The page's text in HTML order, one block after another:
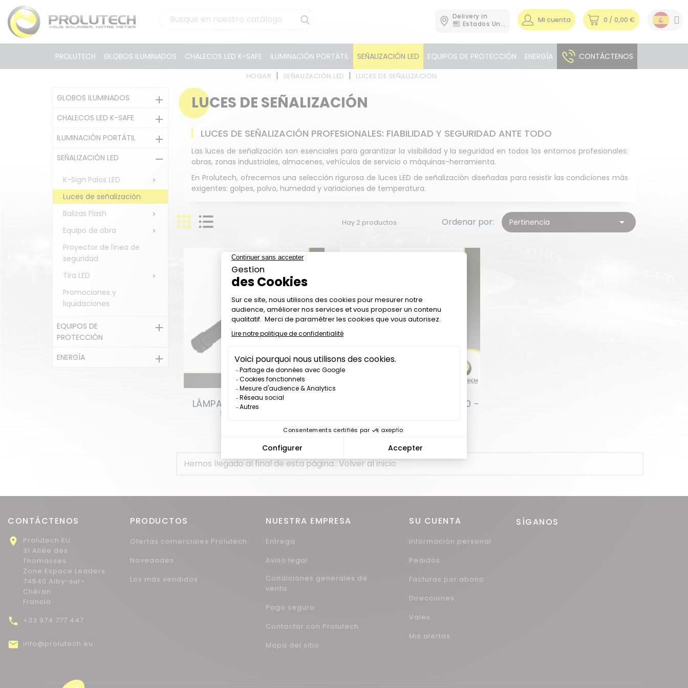
Delivery in
Estados Unidos
0 / 0,00 €
Mi cuenta
PROLUTECH GLOBOS ILUMINADOS CHALECOS LED K-SAFE ILUMINACIÓN PORTÁTIL SEÑALIZACIÓN LED EQUIPOS DE PROTECCIÓN ENERGÍA CONTÁCTENOS
HOGAR SEÑALIZACIÓN LED LUCES DE SEÑALIZACIÓN
GLOBOS ILUMINADOS 
CHALECOS LED K-SAFE 
ILUMINACIÓN PORTÁTIL 
SEÑALIZACIÓN LED 
K-Sign Palos LED 
Luces de señalización
Balizas Flash

Equipo de obra 
Proyector de línea de
seguridad
Tira LED

Promociones y
liquidaciones
EQUIPOS DE
PROTECCIÓN

ENERGÍA 
LUCES DE SEÑALIZACIÓN
LUCES DE SEÑALIZACIÓN PROFESIONALES: FIABILIDAD Y SEGURIDAD ANTE TODO
Las luces de señalización son esenciales para garantizar la visibilidad y la seguridad en todos los entornos profesionales:
obras, zonas industriales, almacenes, vehículos de servicio o máquinas-herramienta.
En Prolutech, ofrecemos una selección rigurosa de luces LED de señalización diseñadas para resistir las condiciones más
exigentes: golpes, polvo, humedad y variaciones de temperatura.
Hay 2 productos. Ordenar por: Pertinencia 
LÁMPARA DE SEMÁFORO K-
SIGN LSTR1500
Precio
LUZ DE SEÑALIZACIÓN LSR180 -
19,00 €
Hemos llegado al final de esta página..Volver al inicio
CONTÁCTENOS

Prolutech EU
31 Allée des
Thomasses
Zone Espace Leaders
74540 Alby-sur-
Chéran
Francia
 +33 974 777 447
 info@prolutech.eu
PRODUCTOS
Ofertas comerciales Prolutech
Novedades
Los más vendidos
NUESTRA EMPRESA
Entrega
Aviso legal
Condiciones generales de
venta
Pago seguro
Contactar con Prolutech
Mapa del sitio
SU CUENTA
Información personal
Pedidos
Facturas por abono
Direcciones
Vales
Mis alertas
SÍGANOS